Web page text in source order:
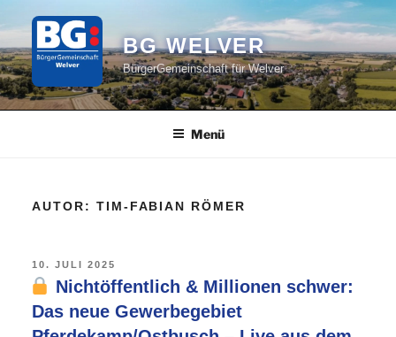
springen
BG WELVER
BürgerGemeinschaft für Welver
Menü
AUTOR: TIM-FABIAN RÖMER
VERÖFFENTLICHT
AM
10. JULI 2025
Nichtöffentlich & Millionen schwer:
Das neue Gewerbegebiet